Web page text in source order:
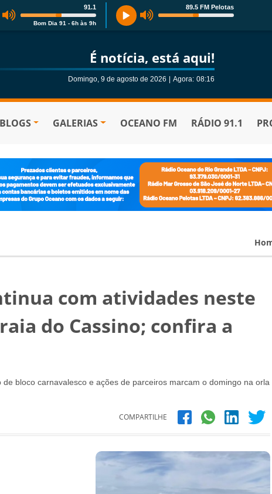
91.1
Bom Dia 91 - 6h às 9h
89.5 FM Pelotas
É notícia, está aqui!
Domingo, 9 de agosto de 2026 | Agora: 08:16
BLOGS GALERIAS OCEANO FM RÁDIO 91.1
com atividades neste
do Cassino; confira a
bloco carnavalesco e ações de parceiros marcam o domingo na orla
COMPARTILHE